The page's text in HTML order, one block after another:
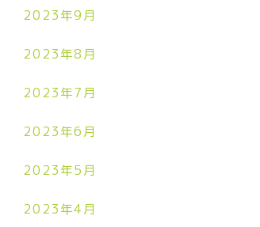
2023年9月
2023年8月
2023年7月
2023年6月
2023年5月
2023年4月